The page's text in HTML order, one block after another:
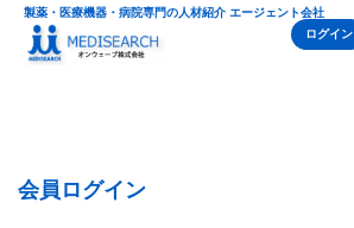
製薬・医療機器・病院専門の人材紹介 エージェント会社
ログイン
会員ログイン